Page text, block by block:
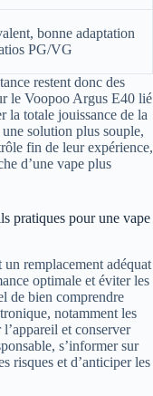
bonne adaptation
PG/VG
restent donc des
le Voopoo Argus E40 lié
la totale jouissance de la
solution plus souple,
fin de leur expérience,
d’une vape plus
pratiques pour une vape
remplacement adéquat
optimale et éviter les
de bien comprendre
notamment les
et conserver
s’informer sur
risques et d’anticiper les